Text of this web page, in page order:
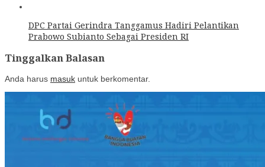
DPC Partai Gerindra Tanggamus Hadiri Pelantikan
Prabowo Subianto Sebagai Presiden RI
Tinggalkan Balasan
Anda harus masuk untuk berkomentar.